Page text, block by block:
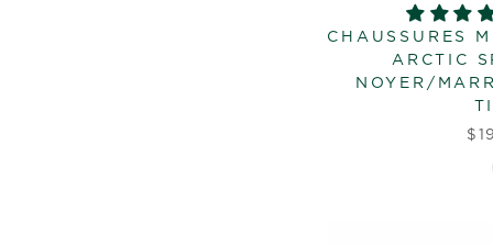
CHAUSSURES
ARCTIC
NOYER/